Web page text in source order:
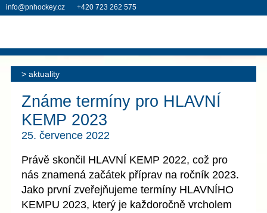
aktuality
Známe termíny pro HLAVNÍ
KEMP 2023
25. července 2022
Právě skončil HLAVNÍ KEMP 2022, což pro
nás znamená začátek příprav na ročník 2023.
Jako první zveřejňujeme termíny HLAVNÍHO
KEMPU 2023, který je každoročně vrcholem
info@pnhockey.cz +420 723 262 575